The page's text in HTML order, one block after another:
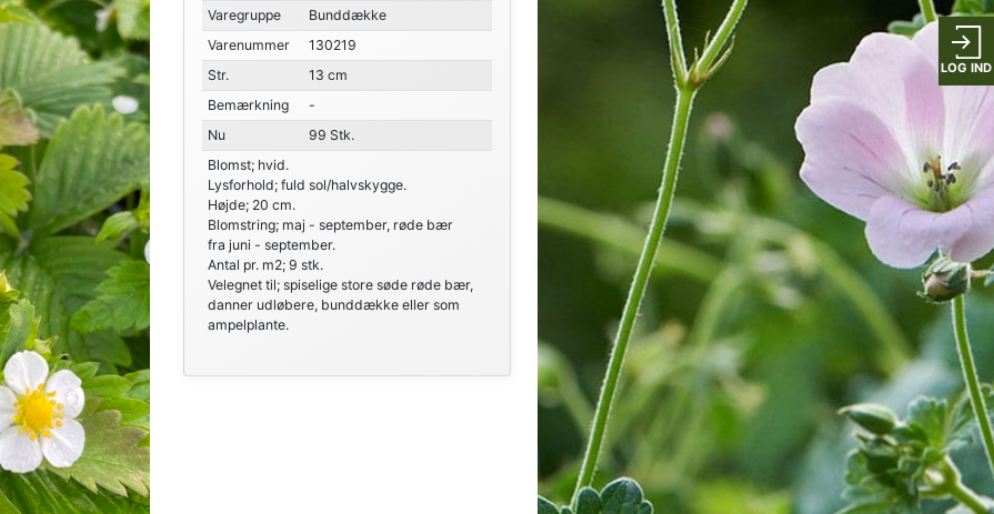
LOG IND
Varegruppe
Bunddække
Varenummer
130219
Str.
13 cm
Bemærkning
-
Nu
99 Stk.
Blomst; hvid.
Lysforhold; fuld sol/halvskygge.
Højde; 20 cm.
Blomstring; maj - september, røde bær
fra juni - september.
Antal pr. m2; 9 stk.
Velegnet til; spiselige store søde røde bær,
danner udløbere, bunddække eller som
ampelplante.